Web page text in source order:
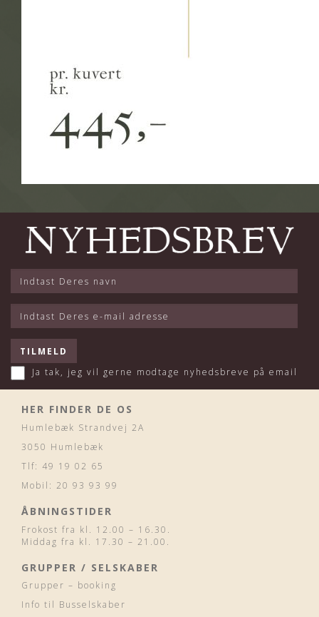
Ja tak, jeg vil gerne modtage nyhedsbreve på email
HER FINDER DE OS
Humlebæk Strandvej 2A
3050 Humlebæk
Tlf: 49 19 02 65
Mobil: 20 93 93 99
ÅBNINGSTIDER
Frokost fra kl. 12.00 – 16.30.
Middag fra kl. 17.30 – 21.00.
GRUPPER / SELSKABER
Grupper – booking
Info til Busselskaber